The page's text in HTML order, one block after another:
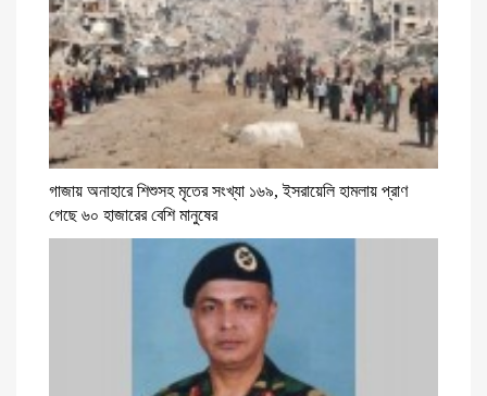
গাজায় অনাহারে শিশুসহ মৃতের সংখ্যা ১৬৯, ইসরায়েলি হামলায় প্রাণ
গেছে ৬০ হাজারের বেশি মানুষের